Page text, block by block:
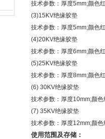
技术参数：厚度5mm;颜色
(3)15KV绝缘胶垫
技术参数：厚度5mm;颜色
(4)20KV绝缘胶垫
技术参数：厚度6mm;颜色
(5)25KV绝缘胶垫
技术参数：厚度8mm;颜色
(6) 30KV绝缘胶垫
技术参数：厚度10mm;颜
(7) 35KV绝缘胶垫
技术参数：厚度12mm;颜
使用范围及存储：